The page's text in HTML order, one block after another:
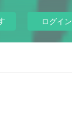
ログイン